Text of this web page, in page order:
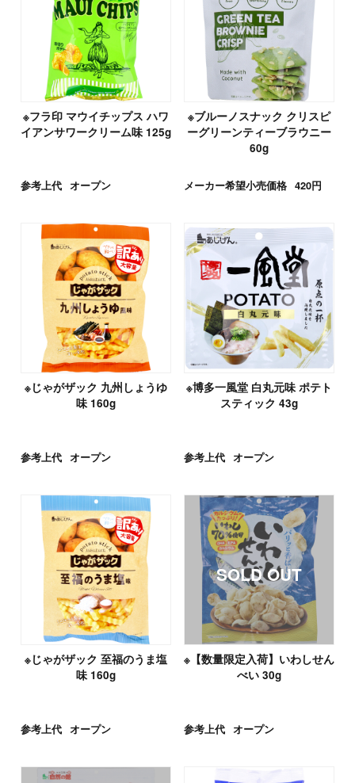
※フラ印 マウイチップス ハワ
イアンサワークリーム味 125g
参考上代 オープン
※ブルーノスナック クリスピ
ーグリーンティーブラウニー
60g
メーカー希望小売価格 420円
※じゃがザック 九州しょうゆ
味 160g
参考上代 オープン
※博多一風堂 白丸元味 ポテト
スティック 43g
参考上代 オープン
※じゃがザック 至福のうま塩
味 160g
参考上代 オープン
※【数量限定入荷】いわしせん
べい 30g
参考上代 オープン